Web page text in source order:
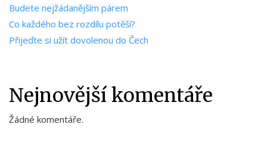
Budete nejžádanějším párem
Co každého bez rozdílu potěší?
Přijeďte si užít dovolenou do Čech
Nejnovější komentáře
Žádné komentáře.